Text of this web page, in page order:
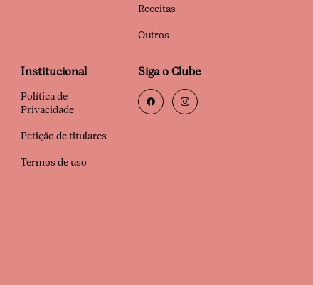
Receitas
Outros
Institucional
Política de
Privacidade
Petição de titulares
Termos de uso
Siga o Clube